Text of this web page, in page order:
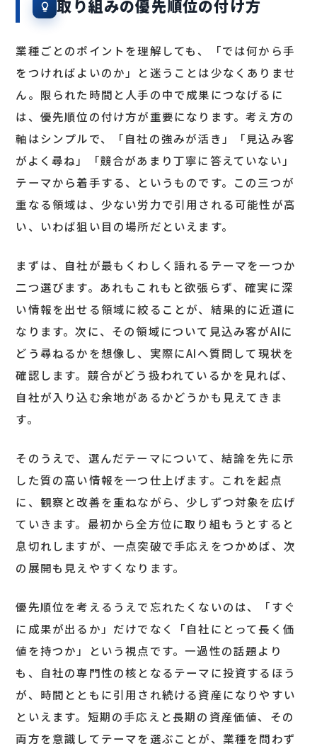
取り組みの優先順位の付け方
業種ごとのポイントを理解しても、「では何から手
をつければよいのか」と迷うことは少なくありませ
ん。限られた時間と人手の中で成果につなげるに
は、優先順位の付け方が重要になります。考え方の
軸はシンプルで、「自社の強みが活き」「見込み客
がよく尋ね」「競合があまり丁寧に答えていない」
テーマから着手する、というものです。この三つが
重なる領域は、少ない労力で引用される可能性が高
い、いわば狙い目の場所だといえます。
まずは、自社が最もくわしく語れるテーマを一つか
二つ選びます。あれもこれもと欲張らず、確実に深
い情報を出せる領域に絞ることが、結果的に近道に
なります。次に、その領域について見込み客がAIに
どう尋ねるかを想像し、実際にAIへ質問して現状を
確認します。競合がどう扱われているかを見れば、
自社が入り込む余地があるかどうかも見えてきま
す。
そのうえで、選んだテーマについて、結論を先に示
した質の高い情報を一つ仕上げます。これを起点
に、観察と改善を重ねながら、少しずつ対象を広げ
ていきます。最初から全方位に取り組もうとすると
息切れしますが、一点突破で手応えをつかめば、次
の展開も見えやすくなります。
優先順位を考えるうえで忘れたくないのは、「すぐ
に成果が出るか」だけでなく「自社にとって長く価
値を持つか」という視点です。一過性の話題より
も、自社の専門性の核となるテーマに投資するほう
が、時間とともに引用され続ける資産になりやすい
といえます。短期の手応えと長期の資産価値、その
両方を意識してテーマを選ぶことが、業種を問わず